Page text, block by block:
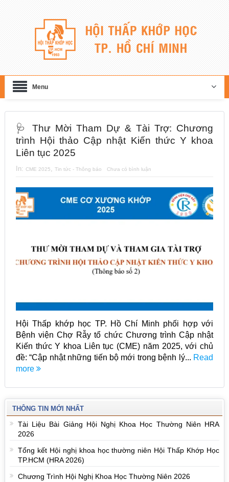
Menu
🩺 Thư Mời Tham Dự & Tài Trợ: Chương
trình Hội thảo Cập nhật Kiến thức Y khoa
Liên tục 2025
In: CME 2025, Tin tức - Thông báo Chưa có bình luận
Hội Thấp khớp học TP. Hồ Chí Minh phối hợp với
Bệnh viện Chợ Rẫy tổ chức Chương trình Cập nhật
Kiến thức Y khoa Liên tục (CME) năm 2025, với chủ
đề: “Cập nhật những tiến bộ mới trong bệnh lý... Read
more
THÔNG TIN MỚI NHẤT
Tài Liệu Bài Giảng Hội Nghị Khoa Học Thường Niên HRA
2026
Tổng kết Hội nghị khoa học thường niên Hội Thấp Khớp Học
TP.HCM (HRA 2026)
Chương Trình Hội Nghị Khoa Học Thường Niên 2026